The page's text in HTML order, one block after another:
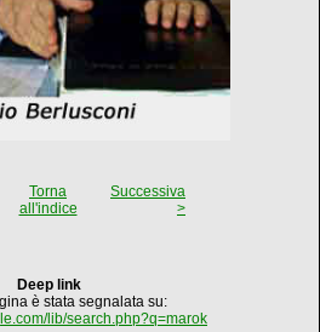
Torna
all'indice
Successiva
>
Deep link
è stata segnalata su:
lib/search.php?q=marok